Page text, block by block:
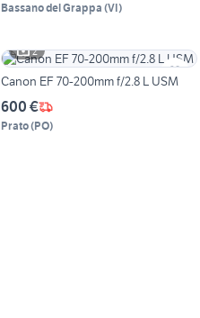
Bassano del Grappa (VI)
2
Canon EF 70-200mm f/2.8 L USM
600 €
Prato(PO)